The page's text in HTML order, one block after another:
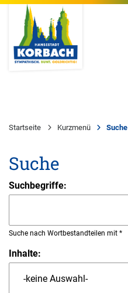
Startseite Kurzmenü Suche
Suche
Suchbegriffe:
Suche nach Wortbestandteilen mit *
Inhalte: